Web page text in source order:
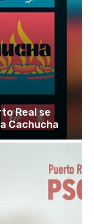
Real se
Cachucha